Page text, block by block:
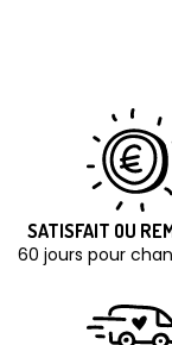
SATISFAIT OU
60 jours pour